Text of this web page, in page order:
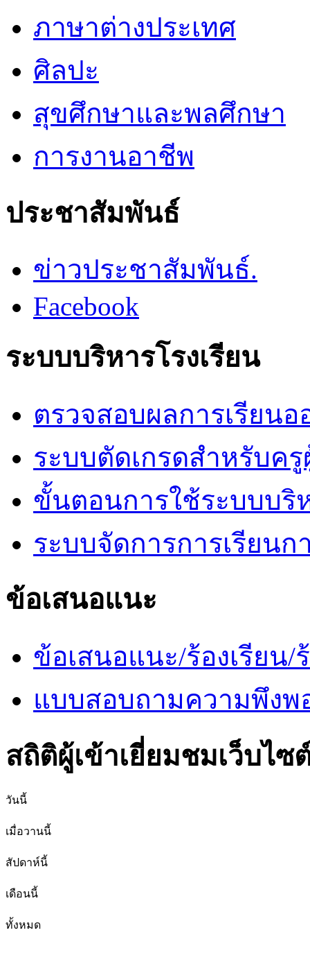
ภาษาต่างประเทศ
ศิลปะ
สุขศึกษาและพลศึกษา
การงานอาชีพ
ประชาสัมพันธ์
ข่าวประชาสัมพันธ์.
Facebook
ระบบบริหารโรงเรียน
ตรวจสอบผลการเรียน
ระบบตัดเกรดสำหรับค
ขั้นตอนการใช้ระบบบริ
ระบบจัดการการเรียน
ข้อเสนอแนะ
ข้อเสนอแนะ/ร้องเรียน/
แบบสอบถามความพึงพ
สถิติผู้เข้าเยี่ยมชมเว็บไซ
วันนี้
เมื่อวานนี้
สัปดาห์นี้
เดือนนี้
ทั้งหมด